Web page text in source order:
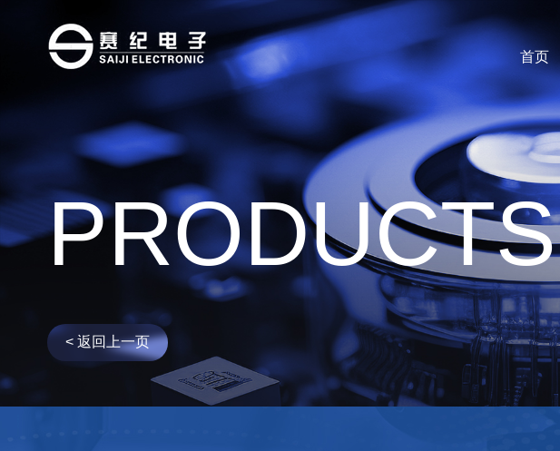
首页
变频伺服专用滤波器
变频器专用输入
变频器专用输出
三相三线电源滤波器
三相三线单级
三相三线双级
PRODUCTS
< 返回上一页